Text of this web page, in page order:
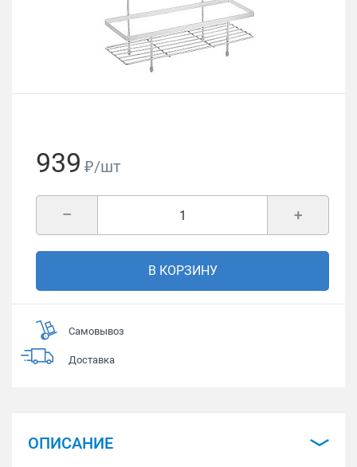
939 ₽/шт
+
–
В КОРЗИНУ
Самовывоз
Доставка
ОПИСАНИЕ